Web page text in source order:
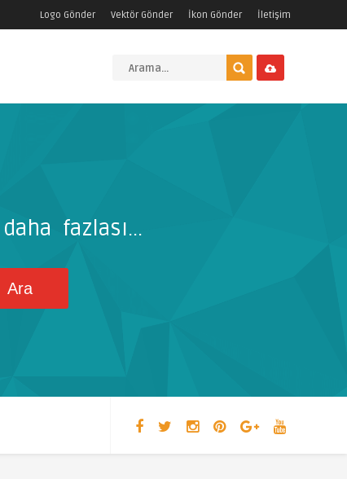
Logo Gönder Vektör Gönder İkon Gönder İletişim
fazlası...